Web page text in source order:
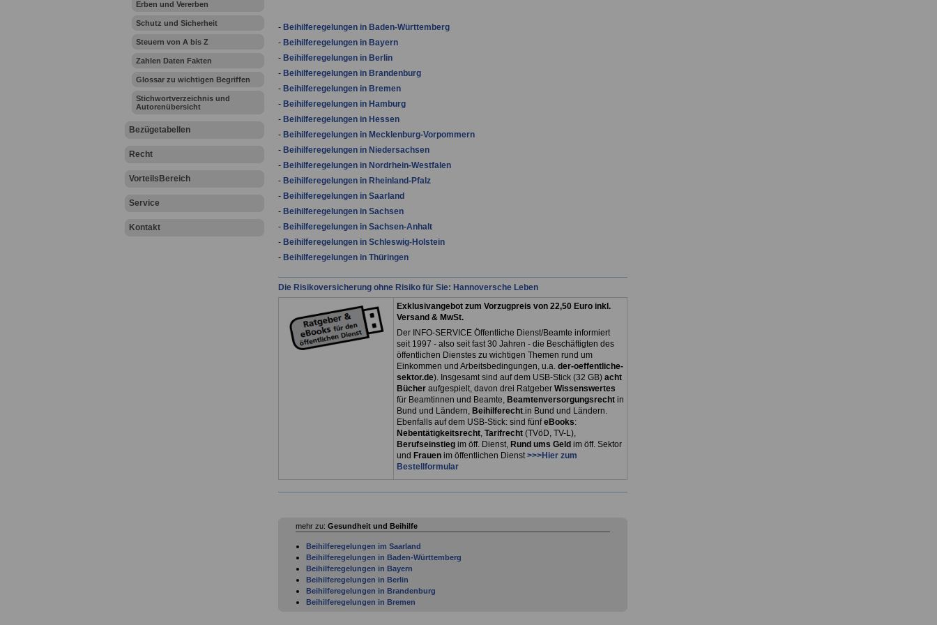
Erben und Vererben
Schutz und Sicherheit
Steuern von A bis Z
Zahlen Daten Fakten
Glossar zu wichtigen Begriffen
Stichwortverzeichnis und
Autorenübersicht
Bezügetabellen
Recht
VorteilsBereich
Service
Kontakt
- Beihilferegelungen in Baden-Württemberg
- Beihilferegelungen in Bayern
- Beihilferegelungen in Berlin
- Beihilferegelungen in Brandenburg
- Beihilferegelungen in Bremen
- Beihilferegelungen in Hamburg
- Beihilferegelungen in Hessen
- Beihilferegelungen in Mecklenburg-Vorpommern
- Beihilferegelungen in Niedersachsen
- Beihilferegelungen in Nordrhein-Westfalen
- Beihilferegelungen in Rheinland-Pfalz
- Beihilferegelungen in Saarland
- Beihilferegelungen in Sachsen
- Beihilferegelungen in Sachsen-Anhalt
- Beihilferegelungen in Schleswig-Holstein
- Beihilferegelungen in Thüringen
Die Risikoversicherung ohne Risiko für Sie: Hannoversche Leben
Exklusivangebot zum Vorzugpreis von 22,50 Euro inkl.
Versand & MwSt.
Der INFO-SERVICE Öffentliche Dienst/Beamte informiert
seit 1997 - also seit fast 30 Jahren - die Beschäftigten des
öffentlichen Dienstes zu wichtigen Themen rund um
Einkommen und Arbeitsbedingungen, u.a. der-oeffentliche-
sektor.de). Insgesamt sind auf dem USB-Stick (32 GB) acht
Bücher aufgespielt, davon drei Ratgeber Wissenswertes
für Beamtinnen und Beamte, Beamtenversorgungsrechtin
Bund und Ländern, Beihilferecht.in Bund und Ländern.
Ebenfalls auf dem USB-Stick: sind fünfeBooks:
Nebentätigkeitsrecht, Tarifrecht(TVöD, TV-L),
Berufseinstiegim öff. Dienst, Rund ums Geld im öff. Sektor
und Frauenim öffentlichen Dienst>>>Hier zum
Bestellformular
mehr zu: Gesundheit und Beihilfe
Beihilferegelungen im Saarland
Beihilferegelungen in Baden-Württemberg
Beihilferegelungen in Bayern
Beihilferegelungen in Berlin
Beihilferegelungen in Brandenburg
Beihilferegelungen in Bremen